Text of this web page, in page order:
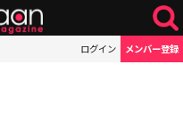
ログイン メンバー登録